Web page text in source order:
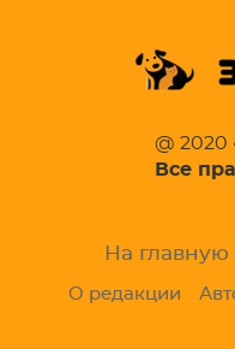
@ 2020
Все
На главную
О редакции